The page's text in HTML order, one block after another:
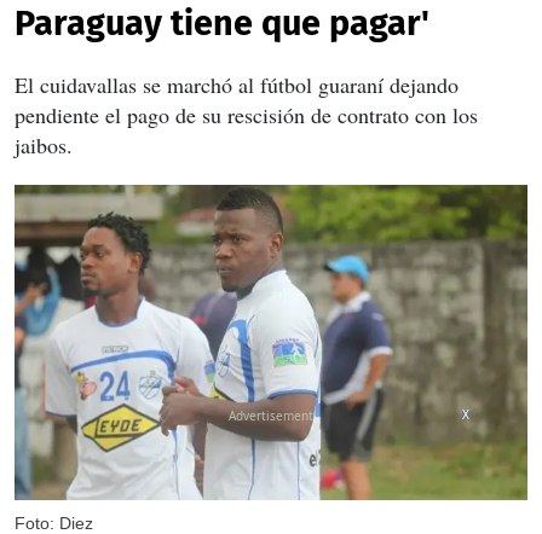
Paraguay tiene que pagar'
El cuidavallas se marchó al fútbol guaraní dejando
pendiente el pago de su rescisión de contrato con los
jaibos.
Foto: Diez
X